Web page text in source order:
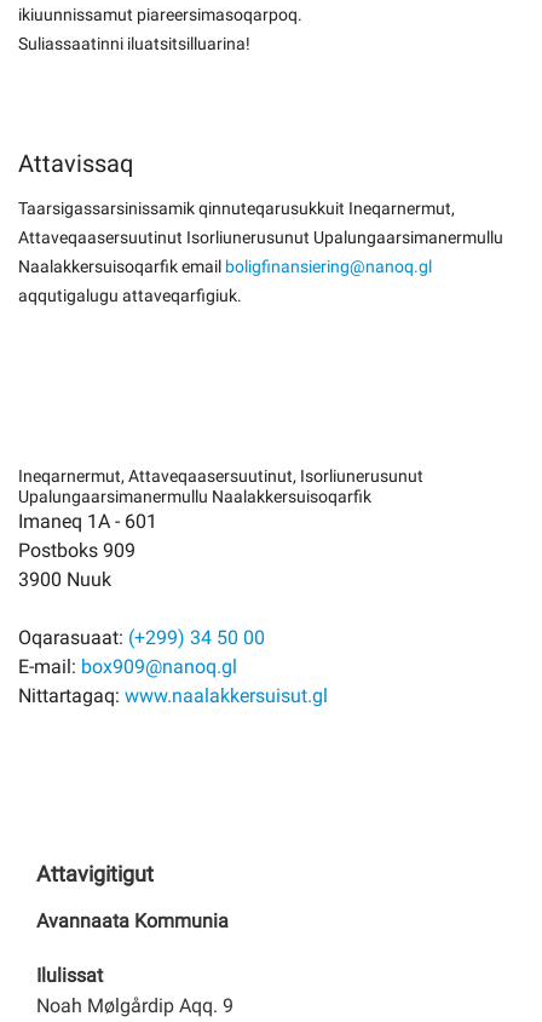
ikiuunnissamut piareersimasoqarpoq.
Suliassaatinni iluatsitsilluarina!
Attavissaq
Taarsigassarsinissamik qinnuteqarusukkuit Ineqarnermut,
Attaveqaasersuutinut Isorliunerusunut Upalungaarsimanermullu
Naalakkersuisoqarfik email boligfinansiering@nanoq.gl
aqqutigalugu attaveqarfigiuk.
Ineqarnermut, Attaveqaasersuutinut, Isorliunerusunut
Upalungaarsimanermullu Naalakkersuisoqarfik
Imaneq 1A - 601
Postboks 909
3900 Nuuk
Oqarasuaat: (+299) 34 50 00
E-mail: box909@nanoq.gl
Nittartagaq: www.naalakkersuisut.gl
Attavigitigut
Avannaata Kommunia
Ilulissat
Noah Mølgårdip Aqq. 9